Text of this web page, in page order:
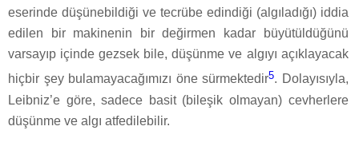
eserinde düşünebildiği ve tecrübe edindiği (algıladığı) iddia
edilen bir makinenin bir değirmen kadar büyütüldüğünü
varsayıp içinde gezsek bile, düşünme ve algıyı açıklayacak
hiçbir şey bulamayacağımızı öne sürmektedir5. Dolayısıyla,
Leibniz’e göre, sadece basit (bileşik olmayan) cevherlere
düşünme ve algı atfedilebilir.